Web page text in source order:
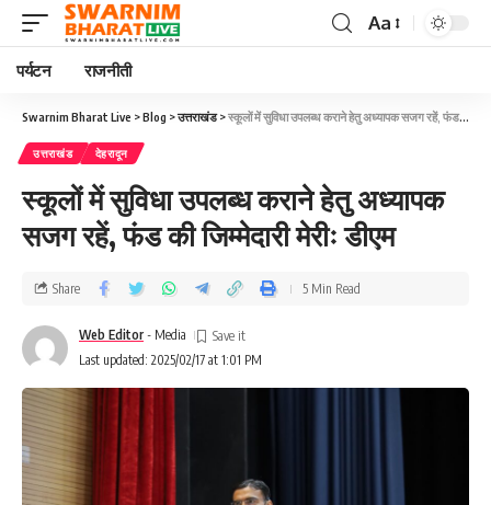
Aa
पर्यटन राजनीती
Swarnim Bharat Live >Blog >उत्तराखंड>स्कूलों में सुविधा उपलब्ध कराने हेतु अध्यापक सजग रहें, फंड की जिम्मेदारी मेरीः डीएम
उत्तराखंड देहरादून
स्कूलों में सुविधा उपलब्ध कराने हेतु अध्यापक
सजग रहें, फंड की जिम्मेदारी मेरीः डीएम
Last updated: 2025/02/17 at 1:01 PM
Web Editor - Media
Share 5 Min Read